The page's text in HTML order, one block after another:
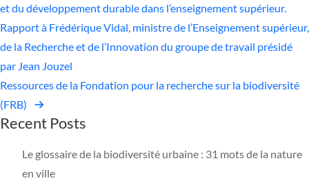
et du développement durable dans l’enseignement supérieur.
Rapport à Frédérique Vidal, ministre de l’Enseignement supérieur,
de la Recherche et de l’Innovation du groupe de travail présidé
par Jean Jouzel
Ressources de la Fondation pour la recherche sur la biodiversité
(FRB)
Recent Posts
Le glossaire de la biodiversité urbaine : 31 mots de la nature
en ville